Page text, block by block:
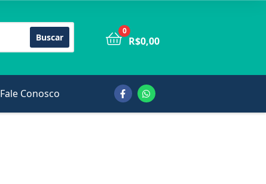
Buscar
0
R$0,00
Fale Conosco